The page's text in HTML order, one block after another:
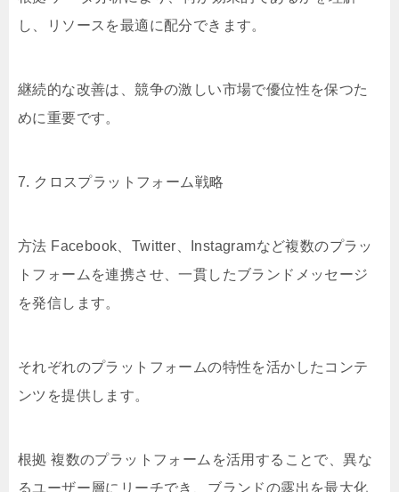
し、リソースを最適に配分できます。
継続的な改善は、競争の激しい市場で優位性を保つた
めに重要です。
7. クロスプラットフォーム戦略
方法 Facebook、Twitter、Instagramなど複数のプラッ
トフォームを連携させ、一貫したブランドメッセージ
を発信します。
それぞれのプラットフォームの特性を活かしたコンテ
ンツを提供します。
根拠 複数のプラットフォームを活用することで、異な
るユーザー層にリーチでき、ブランドの露出を最大化